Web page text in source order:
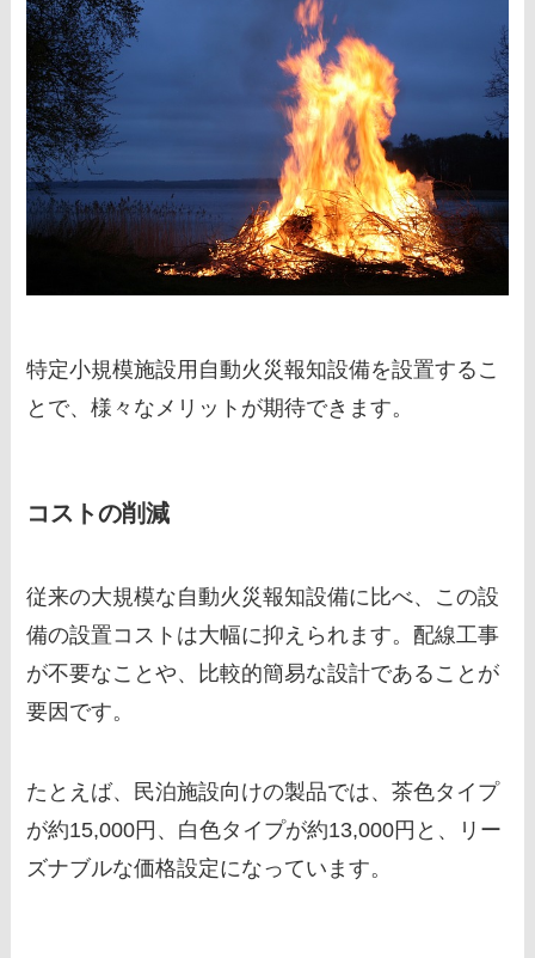
特定小規模施設用自動火災報知設備を設置するこ
とで、様々なメリットが期待できます。
コストの削減
従来の大規模な自動火災報知設備に比べ、この設
備の設置コストは大幅に抑えられます。配線工事
が不要なことや、比較的簡易な設計であることが
要因です。
たとえば、民泊施設向けの製品では、茶色タイプ
が約15,000円、白色タイプが約13,000円と、リー
ズナブルな価格設定になっています。